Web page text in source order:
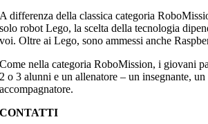
A differenza della classica categoria
solo robot Lego, la scelta della tecnologia
voi. Oltre ai Lego, sono ammessi anche
Come nella categoria RoboMission, i giovani
2 o 3 alunni e un allenatore – un insegnante,
accompagnatore.
CONTATTI